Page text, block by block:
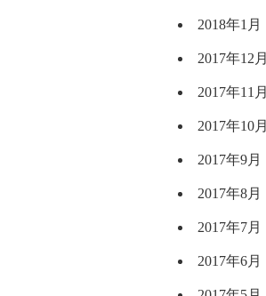
2018年1月
2017年12月
2017年11月
2017年10月
2017年9月
2017年8月
2017年7月
2017年6月